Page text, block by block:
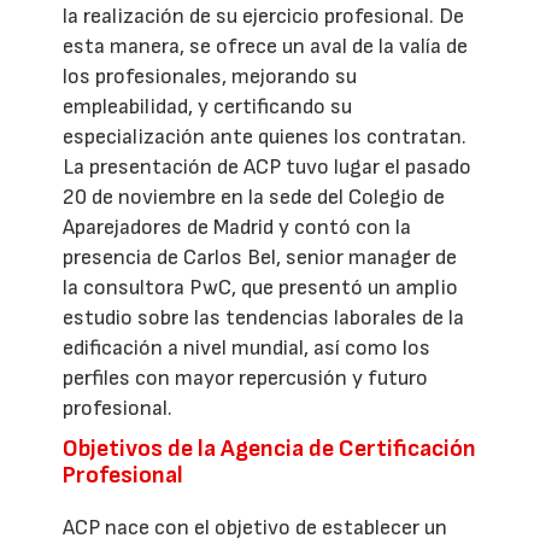
la realización de su ejercicio profesional. De
esta manera, se ofrece un aval de la valía de
los profesionales, mejorando su
empleabilidad, y certificando su
especialización ante quienes los contratan.
La presentación de ACP tuvo lugar el pasado
20 de noviembre en la sede del Colegio de
Aparejadores de Madrid y contó con la
presencia de Carlos Bel, senior manager de
la consultora PwC, que presentó un amplio
estudio sobre las tendencias laborales de la
edificación a nivel mundial, así como los
perfiles con mayor repercusión y futuro
profesional.
Objetivos de la Agencia de Certificación
Profesional
ACP nace con el objetivo de establecer un